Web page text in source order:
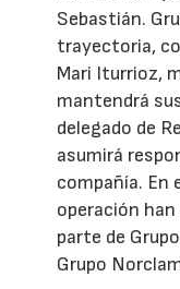
Sebastián.
trayectoria,
Mari Iturrioz,
mantendrá
delegado de
asumirá
compañía. En
operación
parte de
Grupo